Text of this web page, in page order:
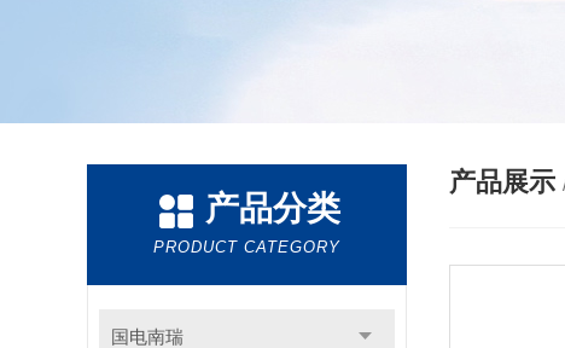
产品分类
PRODUCT CATEGORY
国电南瑞
产品展示